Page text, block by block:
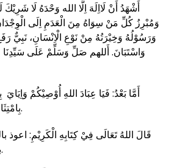
أَشْهَدُ أَنْ لَااِلَهَ اِلَّا الله وَحْدَهُ لَا
وَمُبْرِزُ كُلِّ مَنْ سِوَاهُ مِنَ الْعَدَمِ اِلَى
وَرَسُوْلُهُ وَخِيْرَتُهُ مِنْ نَوْعِ الْاِنْسَانِ، نَبِيٌّ
وَاسْتَبَانَ. أَللهم صَلِّ وَسَلِّمْ عَلَى
أَمَّا بَعْدُ: فَيَا عِبَادَ اللهِ أُوْصِيْكُمْ
بِامْتِثَالِ أَوَامِرِهِ وَاجْتِنَابِ نَوَاهِيْهِ.
قَالَ اللهُ تَعَالَى فِيْ كِتَابِهِ الْكَرِيْمِ: اعوذ
بسم الله الرحمن الرحيم.